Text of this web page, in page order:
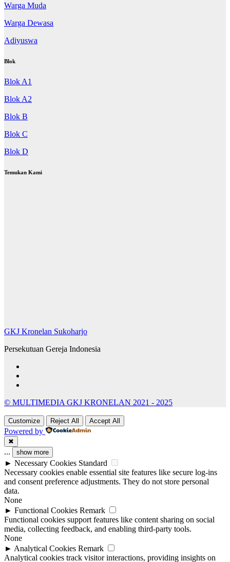
Warga Muda
Warga Dewasa
Adiyuswa
Blok
Blok A1
Blok A2
Blok B
Blok C
Blok D
Temukan Kami
GKJ Kronelan Sukoharjo
Persekutuan Gereja Indonesia
© MULTIMEDIA GKJ KRONELAN 2021 - 2025
Customize Reject All Accept All
Powered by
✖
... show more
► Necessary Cookies Standard
Necessary cookies enable essential site features like secure log-ins
and consent preference adjustments. They do not store personal
data.
None
► Functional Cookies Remark
Functional cookies support features like content sharing on social
media, collecting feedback, and enabling third-party tools.
None
► Analytical Cookies Remark
Analytical cookies track visitor interactions, providing insights on